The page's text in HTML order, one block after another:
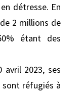
détresse. En
2 millions de
étant des
avril 2023, ses
sont réfugiés à